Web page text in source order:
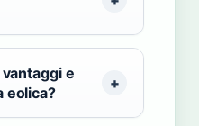
e
eolica?